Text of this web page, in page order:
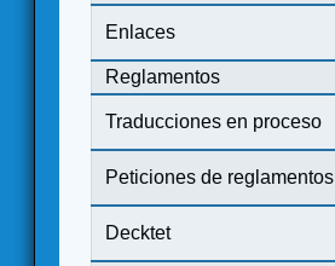
Enlaces
Reglamentos
Traducciones en proceso
Peticiones de reglamentos
Decktet